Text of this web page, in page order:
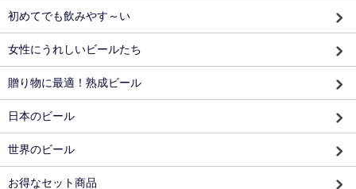
初めてでも飲みやす～い
女性にうれしいビールたち
贈り物に最適！熟成ビール
日本のビール
世界のビール
お得なセット商品